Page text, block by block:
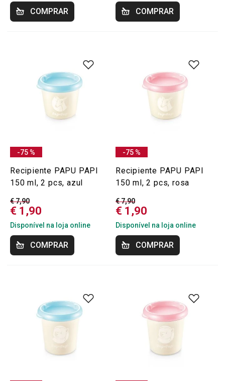
COMPRAR COMPRAR
-75 %
Recipiente PAPU PAPI
150 ml, 2 pcs, azul
€ 7,90
€ 1,90
Disponível na loja online
COMPRAR
-75 %
Recipiente PAPU PAPI
150 ml, 2 pcs, rosa
€ 7,90
€ 1,90
Disponível na loja online
COMPRAR